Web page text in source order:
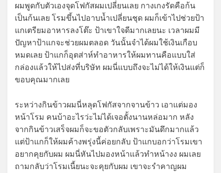
ผมพูดกับตัวเองจุดโฟกัสผมเปลี่ยนเลย กางเกงรัดคือก้น
เป็นก้นเลย โรมขึ้นไปอาบน้ำเปลี่ยนชุด ผมก็เข้าไปช่วยป้า
แกเตรียมอาหารลงโต๊ะ ป้าเขาใจดีมากเลยนะ เวลาผมมี
ปัญหาป้าแกจะช่วยผมตลอด วันนั้นจำได้ผมใช้เงินเกือบ
หมดเลย ป้าแกก็อุตส่าห์ทำอาหารให้ผมทานคือแบบใส่
กล่องแล้วให้ไปส่งที่บริษัท ผมนี่แบบถึงจะไม่ได้ให้เงินแต่ก็
ขอบคุณมากเลย
ระหว่างกินข้าวผมนี่หลุดโฟกัสจากจานข้าว เอาแต่มอง
หน้าโรม คนบ้าอะไรว่ะไม่ได้เจอตั้งนานหล่อมาก หลัง
จากกินข้าวเสร็จผมก็จะขอตัวกลับเพราะมันดึกมากแล้ว
แต่ป้าแกก็ให้ผมค้างพรุ่งนี้ค่อยกลับ ป้าแกบอกว่าโรมเขา
อยากคุยกับผม ผมนี่หันไปมองหน้าแล้วทำหน้างง ผมเลย
ถามกลับว่าโรมเนี้ยนะจะคุยกับผม เขาจะรำคาญผม